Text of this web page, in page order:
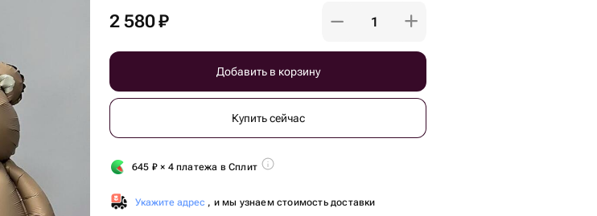
2 580₽
Добавить в корзину
Купить сейчас
645 ₽ × 4 платежа в Сплит
Укажите адрес , и мы узнаем стоимость доставки